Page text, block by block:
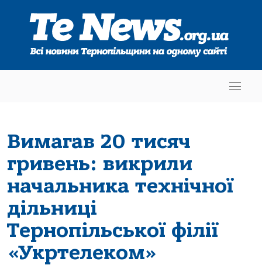
Вимагав 20 тисяч
гривень: викрили
начальника технічної
дільниці
Тернопільської філії
«Укртелеком»